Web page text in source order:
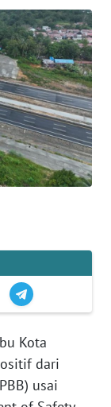
Kota
dari
usai